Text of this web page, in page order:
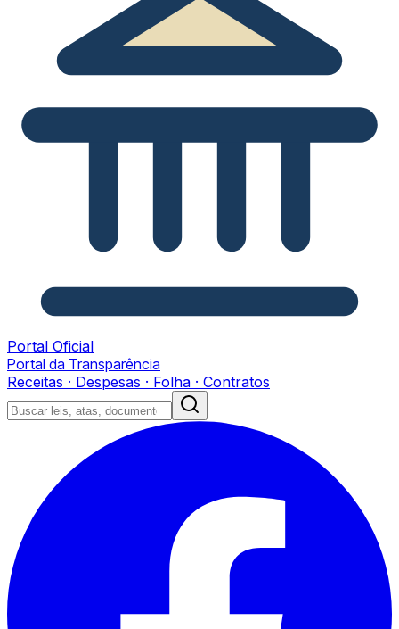
Portal Oficial
Portal da Transparência
Receitas · Despesas · Folha · Contratos